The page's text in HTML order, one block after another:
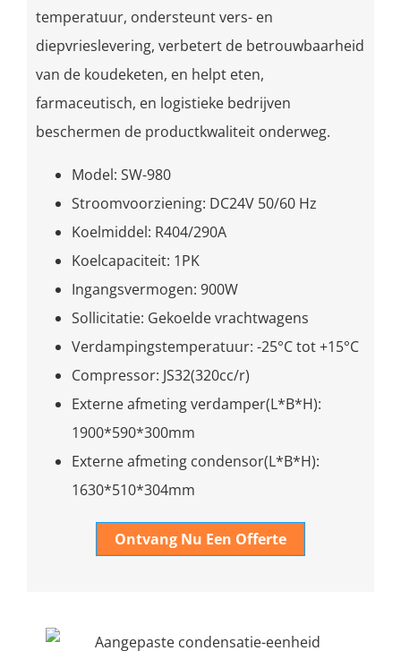
temperatuur, ondersteunt vers- en
diepvrieslevering, verbetert de betrouwbaarheid
van de koudeketen, en helpt eten,
farmaceutisch, en logistieke bedrijven
beschermen de productkwaliteit onderweg.
Model: SW-980
Stroomvoorziening: DC24V 50/60 Hz
Koelmiddel: R404/290A
Koelcapaciteit: 1PK
Ingangsvermogen: 900W
Sollicitatie: Gekoelde vrachtwagens
Verdampingstemperatuur: -25°C tot +15°C
Compressor: JS32(320cc/r)
Externe afmeting verdamper(L*B*H):
1900*590*300mm
Externe afmeting condensor(L*B*H):
1630*510*304mm
Ontvang Nu Een Offerte